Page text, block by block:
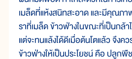
เมล็ดที่แห้งสนิทสะอาด และมีคุณภา
ราที่เมล็ด ข้าวฟ่างในขณะที่เป็นกล้
แต่จะทนแล้งได้ดีเมื่อต้นโตแล้ว จึง
ข้าวฟ่างให้เป็นประโยชน์ คือ ปลูก